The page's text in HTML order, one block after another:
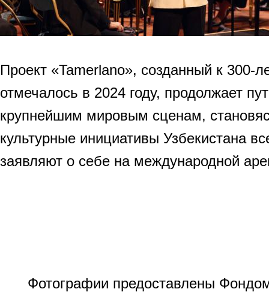
Проект «Tamerlano», созданный к 300-
отмечалось в 2024 году, продолжает
крупнейшим мировым сценам,
культурные инициативы Узбекистана
заявляют о себе на международной
Фотографии предоставлены